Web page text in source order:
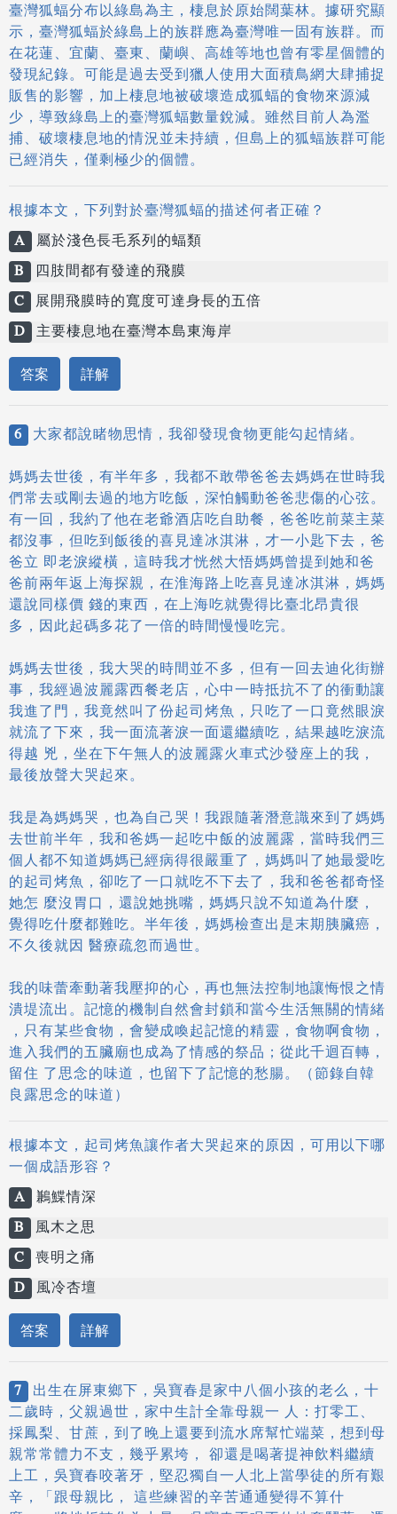
臺灣狐蝠分布以綠島為主，棲息於原始闊葉林。據研究顯
示，臺灣狐蝠於綠島上的族群應為臺灣唯一固有族群。而
在花蓮、宜蘭、臺東、蘭嶼、高雄等地也曾有零星個體的
發現紀錄。可能是過去受到獵人使用大面積鳥網大肆捕捉
販售的影響，加上棲息地被破壞造成狐蝠的食物來源減
少，導致綠島上的臺灣狐蝠數量銳減。雖然目前人為濫
捕、破壞棲息地的情況並未持續，但島上的狐蝠族群可能
已經消失，僅剩極少的個體。
根據本文，下列對於臺灣狐蝠的描述何者正確？
A 屬於淺色長毛系列的蝠類
B
四肢間都有發達的飛膜
C 展開飛膜時的寬度可達身長的五倍
D 主要棲息地在臺灣本島東海岸
答案 詳解
6 大家都說睹物思情，我卻發現食物更能勾起情緒。
媽媽去世後，有半年多，我都不敢帶爸爸去媽媽在世時我
們常去或剛去過的地方吃飯，深怕觸動爸爸悲傷的心弦。
有一回，我約了他在老爺酒店吃自助餐，爸爸吃前菜主菜
都沒事，但吃到飯後的喜見達冰淇淋，才一小匙下去，爸
爸立 即老淚縱橫，這時我才恍然大悟媽媽曾提到她和爸
爸前兩年返上海探親，在淮海路上吃喜見達冰淇淋，媽媽
還說同樣價 錢的東西，在上海吃就覺得比臺北昂貴很
多，因此起碼多花了一倍的時間慢慢吃完。
媽媽去世後，我大哭的時間並不多，但有一回去迪化街辦
事，我經過波麗露西餐老店，心中一時抵抗不了的衝動讓
我進了門，我竟然叫了份起司烤魚，只吃了一口竟然眼淚
就流了下來，我一面流著淚一面還繼續吃，結果越吃淚流
得越 兇，坐在下午無人的波麗露火車式沙發座上的我，
最後放聲大哭起來。
我是為媽媽哭，也為自己哭！我跟隨著潛意識來到了媽媽
去世前半年，我和爸媽一起吃中飯的波麗露，當時我們三
個人都不知道媽媽已經病得很嚴重了，媽媽叫了她最愛吃
的起司烤魚，卻吃了一口就吃不下去了，我和爸爸都奇怪
她怎 麼沒胃口，還說她挑嘴，媽媽只說不知道為什麼，
覺得吃什麼都難吃。半年後，媽媽檢查出是末期胰臟癌，
不久後就因 醫療疏忽而過世。
我的味蕾牽動著我壓抑的心，再也無法控制地讓悔恨之情
潰堤流出。記憶的機制自然會封鎖和當今生活無關的情緒
，只有某些食物，會變成喚起記憶的精靈，食物啊食物，
進入我們的五臟廟也成為了情感的祭品；從此千迴百轉，
留住 了思念的味道，也留下了記憶的愁腸。（節錄自韓
良露思念的味道）
根據本文，起司烤魚讓作者大哭起來的原因，可用以下哪
一個成語形容？
A 鶼鰈情深
B 風木之思
C 喪明之痛
D 風冷杏壇
答案 詳解
7 出生在屏東鄉下，吳寶春是家中八個小孩的老么，十
二歲時，父親過世，家中生計全靠母親一 人：打零工、
採鳳梨、甘蔗，到了晚上還要到流水席幫忙端菜，想到母
親常常體力不支，幾乎累垮， 卻還是喝著提神飲料繼續
上工，吳寶春咬著牙，堅忍獨自一人北上當學徒的所有艱
辛，「跟母親比， 這些練習的辛苦通通變得不算什